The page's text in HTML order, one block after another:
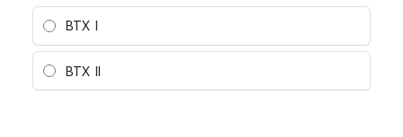
BTX I
BTX II